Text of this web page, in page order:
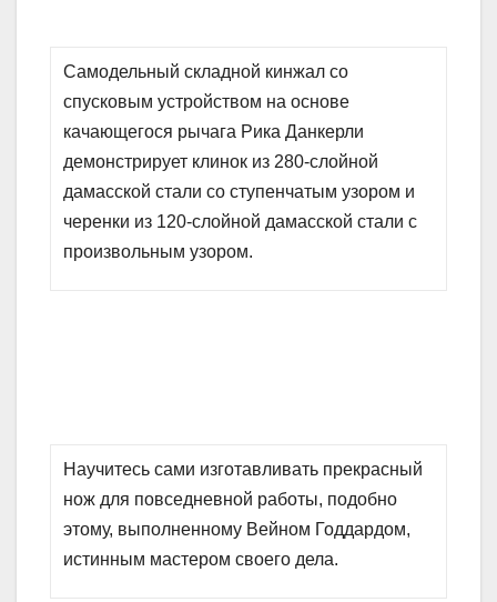
Самодельный складной кинжал со
спусковым устройством на основе
качающегося рычага Рика Данкерли
демонстрирует клинок из 280-слойной
дамасской стали со ступенчатым узором и
черенки из 120-слойной дамасской стали с
произвольным узором.
Научитесь сами изготавливать прекрасный
нож для повседневной работы, подобно
этому, выполненному Вейном Годдардом,
истинным мастером своего дела.